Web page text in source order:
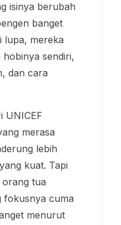
isinya berubah
banget
lupa, mereka
hobinya sendiri,
dan cara
UNICEF
merasa
lebih
kuat. Tapi
tua
fokusnya cuma
menurut